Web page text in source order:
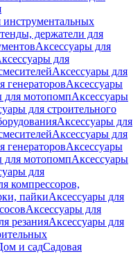
держатели для
Аксессуары для
для
Аксессуары для
генераторовАксессуары
для мотопомпАксессуары
для строительного
Аксессуары для
Аксессуары для
генераторовАксессуары
для мотопомпАксессуары
для
компрессоров,
пайкиАксессуары для
Аксессуары для
резанияАксессуары для
и садСадовая